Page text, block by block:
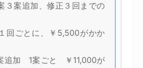
３案追加、修正３回までの
回ごとに、￥5,500がかか
追加 1案ごと ￥11,000が